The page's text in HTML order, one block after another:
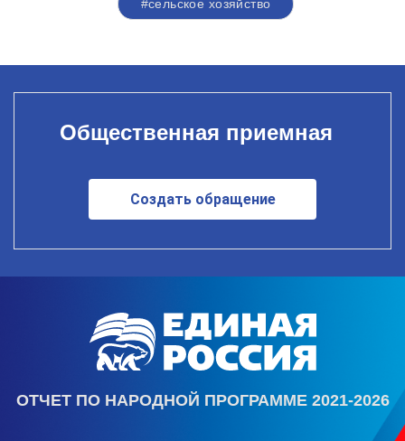
#сельское хозяйство
Общественная приемная
Создать обращение
ОТЧЕТ ПО НАРОДНОЙ ПРОГРАММЕ 2021-2026